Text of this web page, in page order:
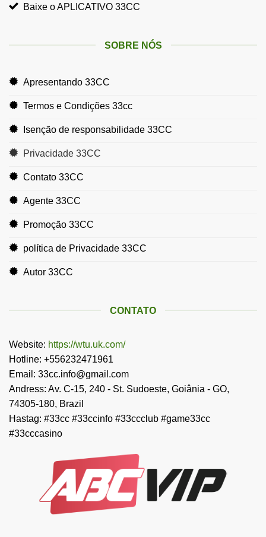
Baixe o APLICATIVO 33CC
SOBRE NÓS
Apresentando 33CC
Termos e Condições 33cc
Isenção de responsabilidade 33CC
Privacidade 33CC
Contato 33CC
Agente 33CC
Promoção 33CC
política de Privacidade 33CC
Autor 33CC
CONTATO
Website: https://wtu.uk.com/
Hotline: +556232471961
Email: 33cc.info@gmail.com
Andress: Av. C-15, 240 - St. Sudoeste, Goiânia - GO,
74305-180, Brazil
Hastag: #33cc #33ccinfo #33ccclub #game33cc
#33cccasino